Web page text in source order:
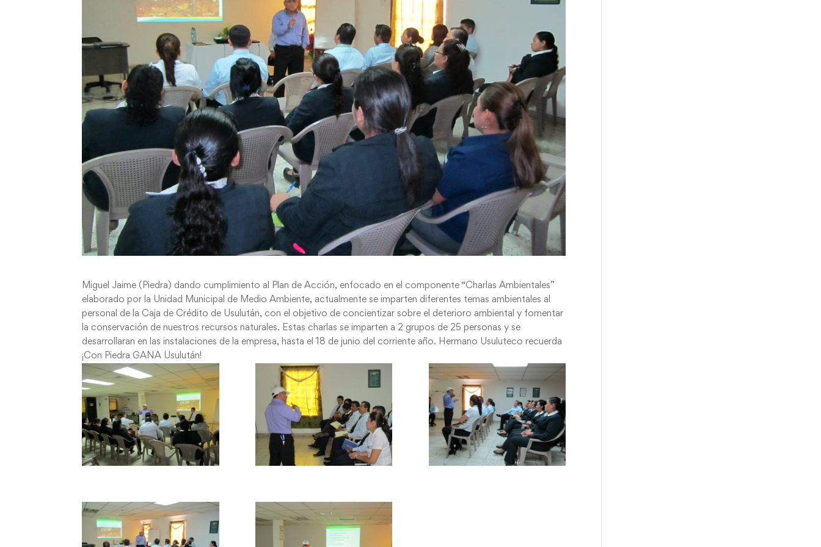
Miguel Jaime (Piedra) dando cumplimiento al Plan de Acción, enfocado en el componente “Charlas Ambientales”
elaborado por la Unidad Municipal de Medio Ambiente, actualmente se imparten diferentes temas ambientales al
personal de la Caja de Crédito de Usulután, con el objetivo de concientizar sobre el deterioro ambiental y fomentar
la conservación de nuestros recursos naturales. Estas charlas se imparten a 2 grupos de 25 personas y se
desarrollaran en las instalaciones de la empresa, hasta el 18 de junio del corriente año. Hermano Usuluteco recuerda
¡Con Piedra GANA Usulután!